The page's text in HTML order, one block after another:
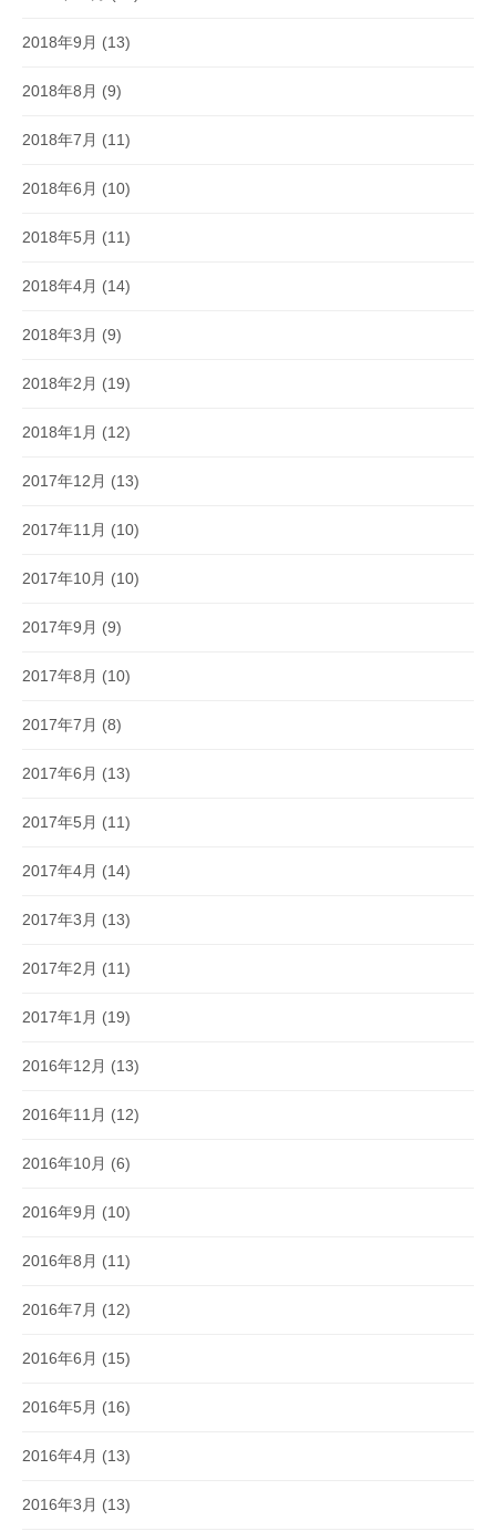
2018年9月 (13)
2018年8月 (9)
2018年7月 (11)
2018年6月 (10)
2018年5月 (11)
2018年4月 (14)
2018年3月 (9)
2018年2月 (19)
2018年1月 (12)
2017年12月 (13)
2017年11月 (10)
2017年10月 (10)
2017年9月 (9)
2017年8月 (10)
2017年7月 (8)
2017年6月 (13)
2017年5月 (11)
2017年4月 (14)
2017年3月 (13)
2017年2月 (11)
2017年1月 (19)
2016年12月 (13)
2016年11月 (12)
2016年10月 (6)
2016年9月 (10)
2016年8月 (11)
2016年7月 (12)
2016年6月 (15)
2016年5月 (16)
2016年4月 (13)
2016年3月 (13)